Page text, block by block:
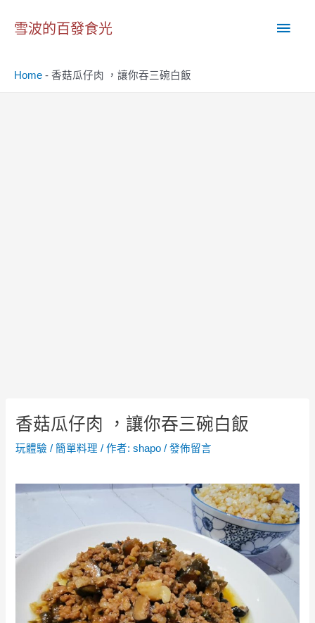
雪波的百發食光
主
Home - 香菇瓜仔肉 ，讓你吞三碗白飯
香菇瓜仔肉 ，讓你吞三碗白飯
玩體驗 /簡單料理 / 作者:shapo/發佈留言
Post